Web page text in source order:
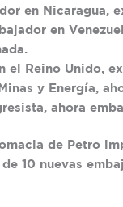
en Nicaragua,
en
el Reino Unido,
y Energía,
ahora
de Petro
10 nuevas